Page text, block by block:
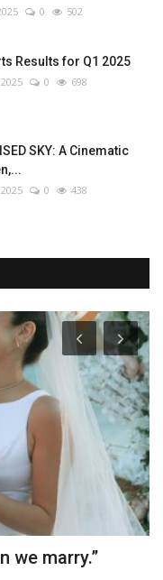
0 502
Results for Q1 2025
0 698
SKY: A Cinematic
0 438
we marry.”